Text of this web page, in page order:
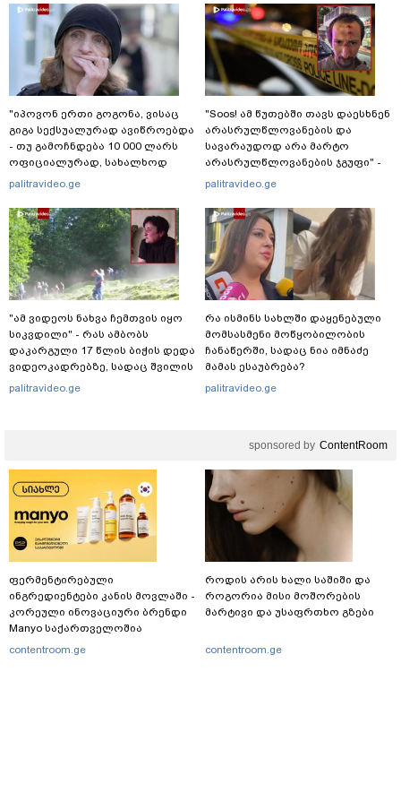
"იპოვონ ერთი გოგონა, ვისაც
გიგა სექსუალურად ავიწროებდა
- თუ გამოჩნდება 10 000 ლარს
ოფიციალურად, სახალხოდ
გადავცემ" - ეკა კუპატაძე
palitravideo.ge
"ამ ვიდეოს ნახვა ჩემთვის იყო
სიკვდილი" - რას ამბობს
დაკარგული 17 წლის ბიჭის დედა
ვიდეოკადრებზე, სადაც შვილის
განწირული ვედრების ხმა
palitravideo.ge
"Soos! ამ წუთებში თავს დაესხნენ
არასრულწლოვანების და
სავარაუდოდ არა მარტო
არასრულწლოვანების ჯგუფი" -
რა ინფორმაციას ავრცელებს
palitravideo.ge
რა ისმინს სახლში დაყენებული
მომსასმენი მოწყობილობის
ჩანაწერში, სადაც ნია იმნაძე
მამას ესაუბრება?
palitravideo.ge
sponsored by ContentRoom
ფერმენტირებული
ინგრედიენტები კანის მოვლაში -
კორეული ინოვაციური ბრენდი
Manyo საქართველოშია
contentroom.ge
როდის არის ხალი საშიში და
როგორია მისი მოშორების
მარტივი და უსაფრთხო გზები
contentroom.ge